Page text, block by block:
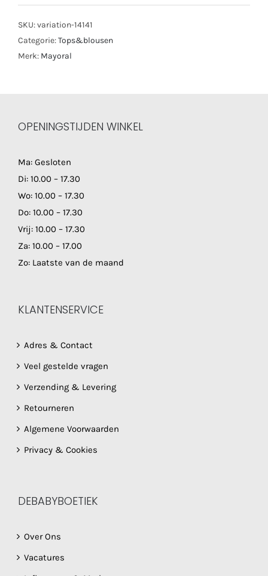
SKU:variation-14141
Categorie:Tops&blousen
Merk: Mayoral
OPENINGSTIJDEN WINKEL
Ma: Gesloten
Di: 10.00 – 17.30
Wo: 10.00 – 17.30
Do: 10.00 – 17.30
Vrij: 10.00 – 17.30
Za: 10.00 – 17.00
Zo: Laatste van de maand
KLANTENSERVICE
Adres & Contact
Veel gestelde vragen
Verzending & Levering
Retourneren
Algemene Voorwaarden
Privacy & Cookies
DEBABYBOETIEK
Over Ons
Vacatures